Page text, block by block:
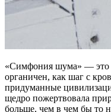
«Симфония шума» — это
органичен, как шаг с
придуманные
щедро пожертвовала
больше, чем в чем бы то